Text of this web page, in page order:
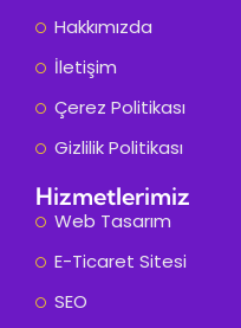
Hakkımızda
İletişim
Çerez Politikası
Gizlilik Politikası
Hizmetlerimiz
Web Tasarım
E-Ticaret Sitesi
SEO